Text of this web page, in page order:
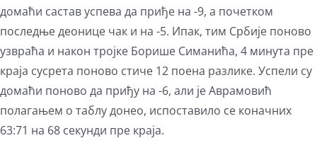
домаћи састав успева да приђе на -9, а почетком
последње деонице чак и на -5. Ипак, тим Србије поново
узвраћа и након тројке Борише Симанића, 4 минута пре
краја сусрета поново стиче 12 поена разлике. Успели су
домаћи поново да приђу на -6, али је Аврамовић
полагањем о таблу донео, испоставило се коначних
63:71 на 68 секунди пре краја.